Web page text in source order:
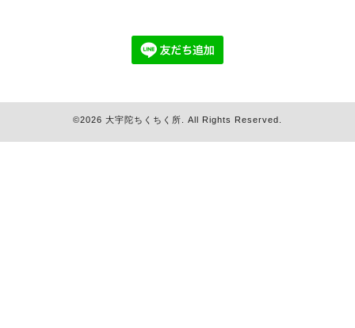
©2026 大宇陀ちくちく所. All Rights Reserved.